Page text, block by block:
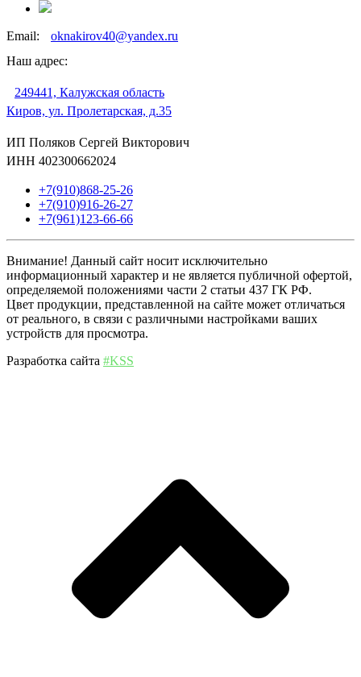
Email:
oknakirov40@yandex.ru
Наш адрес:
249441, Калужская область
Киров, ул. Пролетарская, д.35
ИП Поляков Сергей Викторович
ИНН 402300662024
+7(910)868-25-26
+7(910)916-26-27
+7(961)123-66-66
Внимание! Данный сайт носит исключительно
информационный характер и не является публичной офертой,
определяемой положениями части 2 статьи 437 ГК РФ.
Цвет продукции, представленной на сайте может отличаться
от реального, в связи с различными настройками ваших
устройств для просмотра.
Разработка сайта #KSS